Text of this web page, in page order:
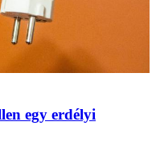
egy erdélyi